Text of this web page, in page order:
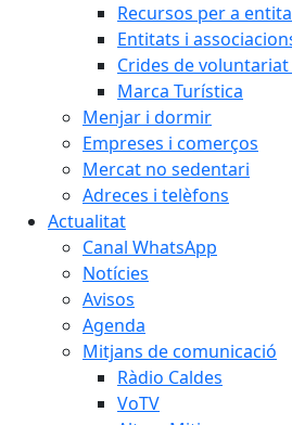
Recursos per a
Entitats i
Crides de
Marca Turística
Menjar i dormir
Empreses i comerços
Mercat no sedentari
Adreces i telèfons
Actualitat
Canal WhatsApp
Notícies
Avisos
Agenda
Mitjans de comunicació
Ràdio Caldes
VoTV